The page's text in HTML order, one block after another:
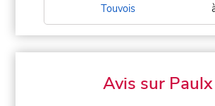
Touvois
Avis sur Paulx